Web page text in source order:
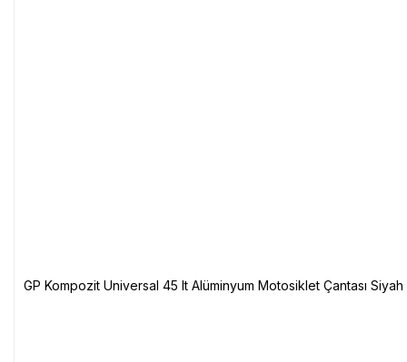
GP Kompozit Universal 45 lt Alüminyum Motosiklet Çantası Siyah